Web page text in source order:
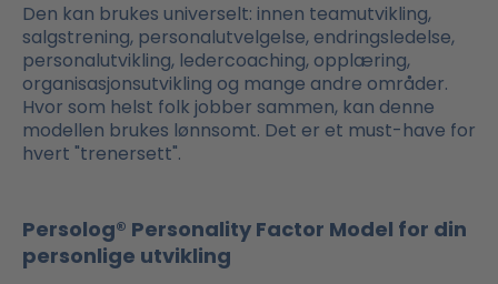
Den kan brukes universelt: innen teamutvikling,
salgstrening, personalutvelgelse, endringsledelse,
personalutvikling, ledercoaching, opplæring,
organisasjonsutvikling og mange andre områder.
Hvor som helst folk jobber sammen, kan denne
modellen brukes lønnsomt. Det er et must-have for
hvert "trenersett".
Persolog® Personality Factor Model for din
personlige utvikling